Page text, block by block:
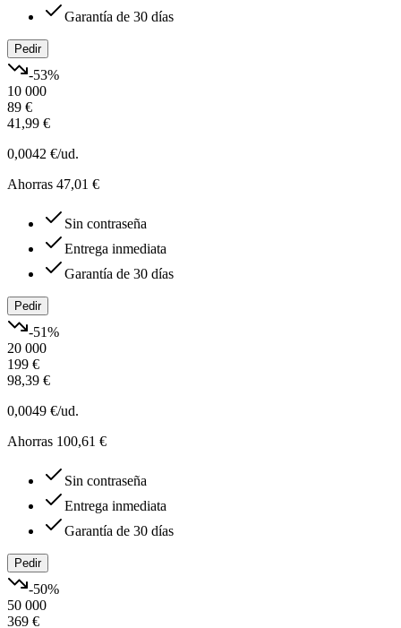
Garantía de 30 días
Pedir
-53%
10 000
89 €
41,99 €
0,0042 €/ud.
Ahorras 47,01 €
Sin contraseña
Entrega inmediata
Garantía de 30 días
Pedir
-51%
20 000
199 €
98,39 €
0,0049 €/ud.
Ahorras 100,61 €
Sin contraseña
Entrega inmediata
Garantía de 30 días
Pedir
-50%
50 000
369 €